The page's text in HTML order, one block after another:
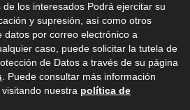
los interesados Podrá ejercitar su
y supresión, así como otros
datos por correo electrónico a
caso, puede solicitar la tutela de
de Datos a través de su página
. Puede consultar más información
nuestra política de